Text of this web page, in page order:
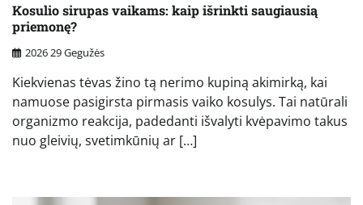
Kosulio sirupas vaikams: kaip išrinkti saugiausią
priemonę?
2026 29 Gegužės
Kiekvienas tėvas žino tą nerimo kupiną akimirką, kai
namuose pasigirsta pirmasis vaiko kosulys. Tai natūrali
organizmo reakcija, padedanti išvalyti kvėpavimo takus
nuo gleivių, svetimkūnių ar […]